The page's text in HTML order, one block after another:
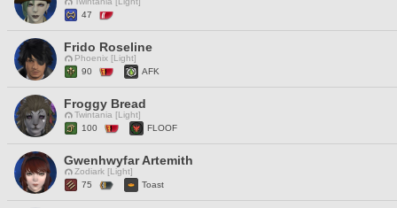
47
Frido Roseline
Phoenix [Light]
90
AFK
Froggy Bread
Twintania [Light]
100
FLOOF
Gwenhwyfar Artemith
Zodiark [Light]
75
Toast